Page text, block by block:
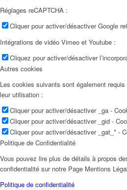
Réglages reCAPTCHA :
Cliquer pour activer/désactiver Google
Intégrations de vidéo Vimeo et Youtube :
Cliquez pour activer/désactiver
Autres cookies
Les cookies suivants sont également
leur utilisation :
Cliquer pour activer/désactiver _ga -
Cliquer pour activer/désactiver _gid -
Cliquer pour activer/désactiver _gat_* -
Politique de Confidentialité
Vous pouvez lire plus de détails à propos
confidentialité sur notre Page Mentions
Politique de confidentialité